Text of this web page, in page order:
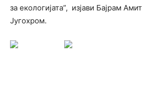
за екологијата”, изјави Бајрам
Југохром.